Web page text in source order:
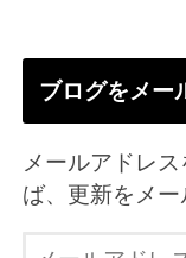
ブログをメー
メールアドレ
ば、更新をメー